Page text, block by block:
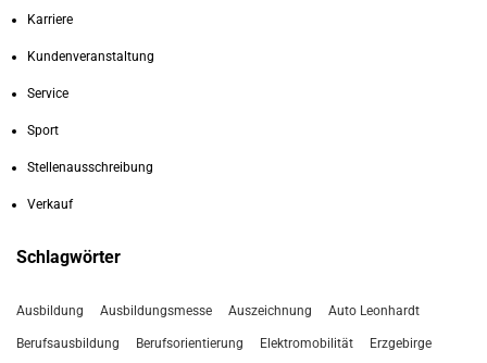
Karriere
Kundenveranstaltung
Service
Sport
Stellenausschreibung
Verkauf
Schlagwörter
Ausbildung Ausbildungsmesse Auszeichnung Auto Leonhardt
Berufsausbildung Berufsorientierung Elektromobilität Erzgebirge